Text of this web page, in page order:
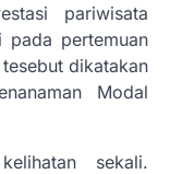
pariwisata
pada pertemuan
dikatakan
Modal
sekali.